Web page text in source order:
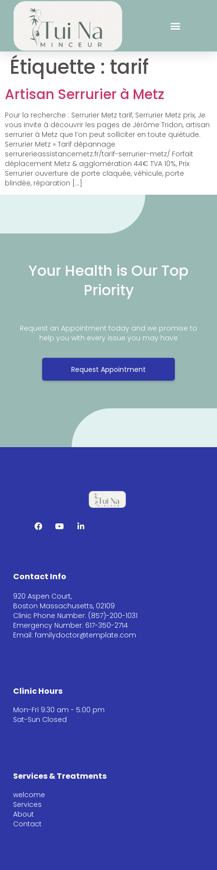
Étiquette : tarif
Artisan Serrurier à Metz
Pour la recherche : Serrurier Metz tarif, Serrurier Metz prix, Je
vous invite à découvrir les pages de Jérôme Tridon, artisan
serrurier à Metz que l’on peut solliciter en toute quiétude.
Serrurier Metz » Tarif dépannage
serrurerieassistancemetz.fr/tarif-serrurier-metz/ Forfait
déplacement Metz & agglomération 44€ TVA 10%, Prix
Serrurier ouverture de porte claquée, véhicule, porte
blindée, réparation […]
Your Health is Our Top
Priority
Request an Appointment today and we promise to
help you with every issue you may have
Request Appointment
Contact Info
920 Aspen Court,
Boston Massachusetts, 02109
Clinic Phone Number: (857)-200-1031
Emergency Number: 617-350-2714
Email: familydoctor@template.com
Clinic Hours
Mon-Fri 9:30 am - 5:00 pm
Sat-Sun Closed
Services & Treatments
welcome
Services
About
Contact